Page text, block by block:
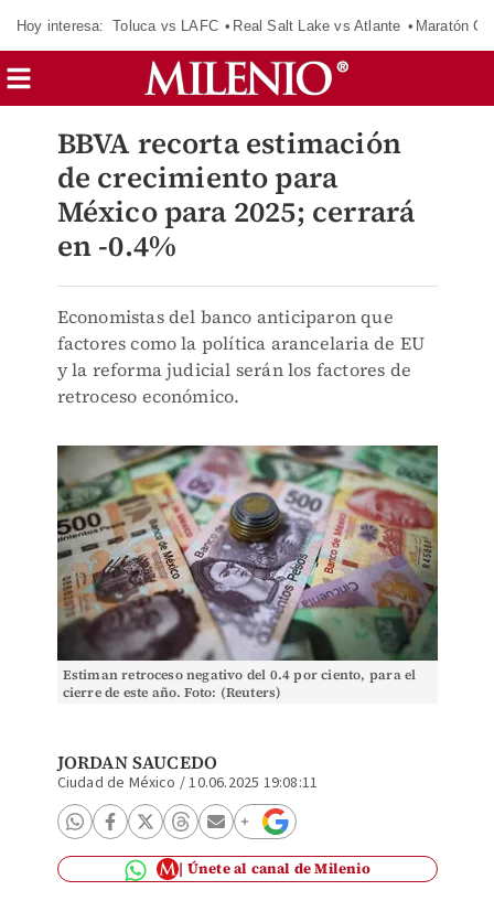
Hoy interesa: Toluca vs LAFC Real Salt Lake vs Atlante Maratón
BBVA recorta estimación
de crecimiento para
México para 2025; cerrará
en -0.4%
Economistas del banco anticiparon que
factores como la política arancelaria de EU
y la reforma judicial serán los factores de
retroceso económico.
Estiman retroceso negativo del 0.4 por ciento, para el
cierre de este año. Foto: (Reuters)
JORDAN SAUCEDO
Ciudad de México /10.06.2025 19:08:11
Únete al canal de Milenio